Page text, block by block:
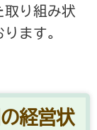
取り組み状
ます。
経営状